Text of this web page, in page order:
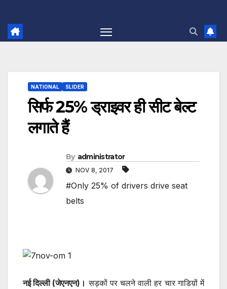
NATIONAL SLIDER
सिर्फ 25% ड्राइवर ही सीट बेल्ट
लगाते हैं
By administrator
NOV 8, 2017
#Only 25% of drivers drive seat
belts
नई दिल्ली (जेएनएन)। सड़कों पर चलने वाली हर चार गाडिय़ों में